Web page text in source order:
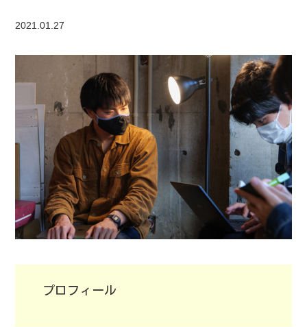
2021.01.27
プロフィール